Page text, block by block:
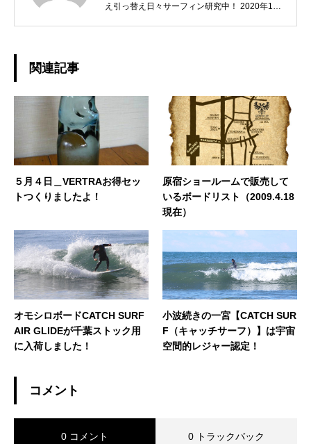
え引っ替え日々サーフィン研究中！ 2020年10
県出身：一宮町在住 ◆誕生日：1979年10月2日
関連記事
５月４日＿VERTRAお得セッ
トつくりましたよ！
原宿ショールームで販売して
いるボードリスト（2009.4.18
現在）
オモシロボードCATCH SURF
AIR GLIDEが千葉ストック用
に入荷しました！
小波続きの一宮【CATCH SUR
F（キャッチサーフ）】は宇宙
空間的レジャー認定！
コメント
0 コメント 0 トラックバック